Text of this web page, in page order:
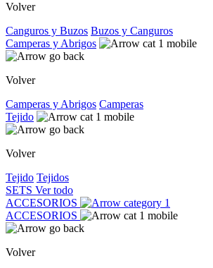
Volver
Canguros y Buzos Buzos y Canguros
Camperas y Abrigos
Volver
Camperas y Abrigos Camperas
Tejido
Volver
Tejido Tejidos
SETS Ver todo
ACCESORIOS
ACCESORIOS
Volver